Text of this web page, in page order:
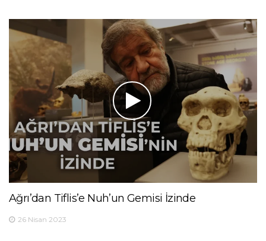
Ağrı’dan Tiflis’e Nuh’un Gemisi İzinde
26 Nisan 2023